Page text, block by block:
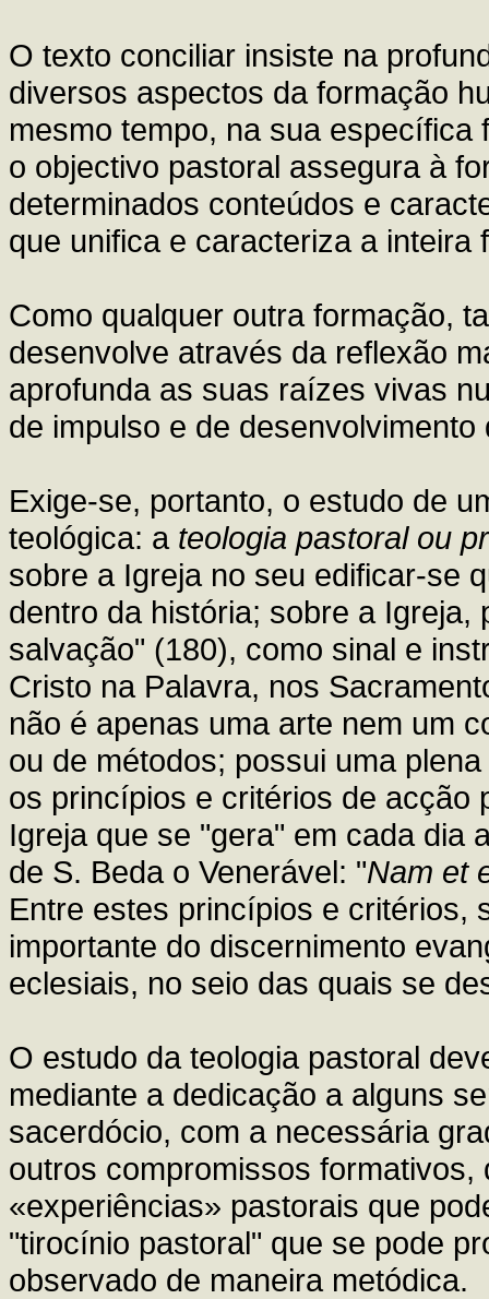
O texto conciliar insiste na
diversos aspectos da formação
mesmo tempo, na sua específica
o objectivo pastoral assegura à
determinados conteúdos e
que unifica e caracteriza a
Como qualquer outra formação,
desenvolve através da reflexão
aprofunda as suas raízes vivas
de impulso e de desenvolvimento
Exige-se, portanto, o estudo de
teológica: a teologia pastoral ou
sobre a Igreja no seu edificar-se
dentro da história; sobre a
salvação" (180), como sinal e
Cristo na Palavra, nos
não é apenas uma arte nem um
ou de métodos; possui uma
os princípios e critérios de acção
Igreja que se "gera" em cada dia
de S. Beda o Venerável: "Nam et
Entre estes princípios e critérios,
importante do discernimento
eclesiais, no seio das quais se
O estudo da teologia pastoral
mediante a dedicação a alguns
sacerdócio, com a necessária
outros compromissos
«experiências» pastorais que
"tirocínio pastoral" que se pode
observado de maneira metódica.